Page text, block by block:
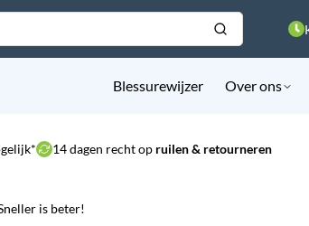
Blessurewijzer Over ons
14 dagen recht op ruilen & retourneren
is beter!